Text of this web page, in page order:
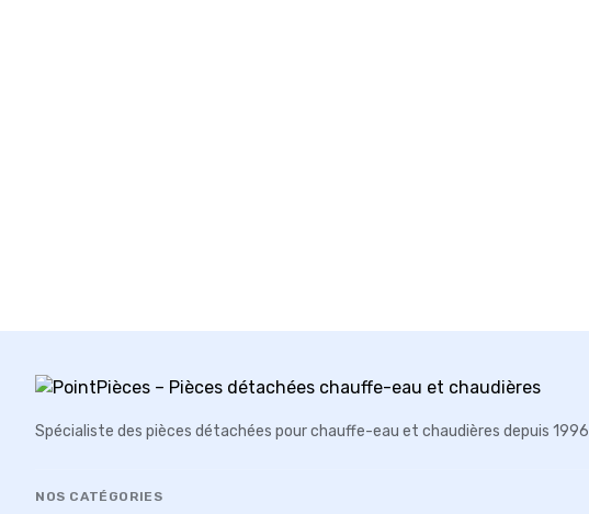
Spécialiste des pièces détachées pour chauffe-eau et chaudières depuis 1996
NOS CATÉGORIES